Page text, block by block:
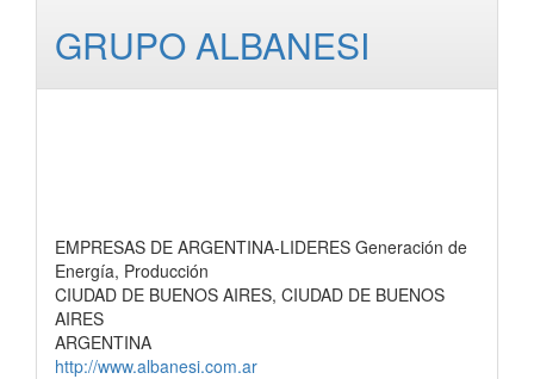
GRUPO ALBANESI
EMPRESAS DE ARGENTINA-LIDERES Generación de
Energía, Producción
CIUDAD DE BUENOS AIRES, CIUDAD DE BUENOS
AIRES
ARGENTINA
http://www.albanesi.com.ar